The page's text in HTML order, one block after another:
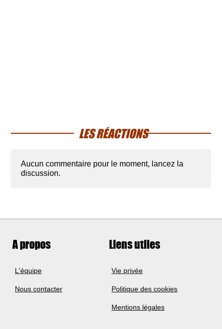
LES RÉACTIONS
Aucun commentaire pour le moment, lancez la
discussion.
A propos
L'équipe
Nous contacter
Liens utiles
Vie privée
Politique des cookies
Mentions légales